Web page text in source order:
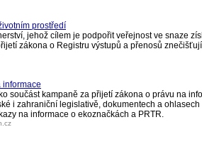
prostředí
jehož cílem je podpořit veřejnost ve snaze
zákona o Registru výstupů a přenosů
informace
součást kampaně za přijetí zákona o právu na
i zahraniční legislativě, dokumentech a
na informace o ekoznačkách a PRTR.